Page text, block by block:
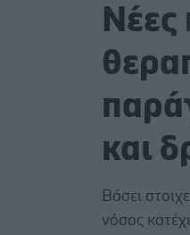
Νέες
και
Bάσει
νόσος